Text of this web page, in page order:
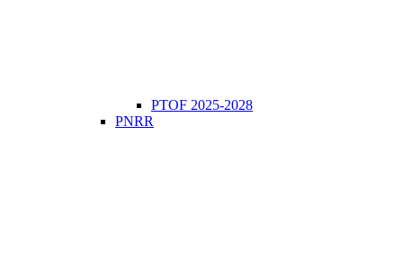
PTOF 2025-2028
PNRR